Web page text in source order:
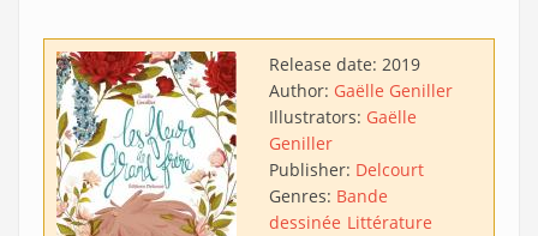
Release date: 2019
Author: Gaëlle Geniller
Illustrators: Gaëlle
Geniller
Publisher: Delcourt
Genres: Bande
dessinée Littérature